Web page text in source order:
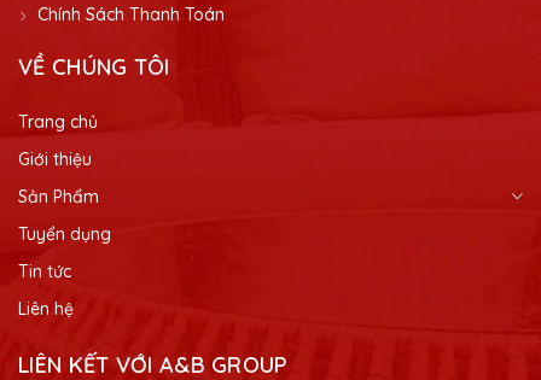
Chính Sách Thanh Toán
VỀ CHÚNG TÔI
Trang chủ
Giới thiệu
Sản Phẩm
Tuyển dụng
Tin tức
Liên hệ
LIÊN KẾT VỚI A&B GROUP